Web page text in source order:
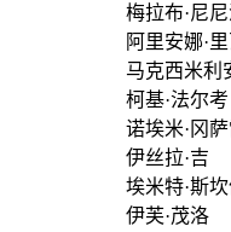
梅拉布·尼尼
阿里安娜·里
马克西米利安·
柯基·法尔考
诺埃米·冈萨
伊丝拉·吉
埃米特·斯坎
伊芙·茂洛